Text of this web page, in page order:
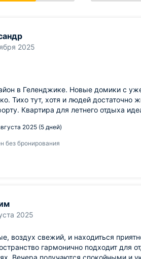
2025
в Геленджике. Новые домики с
Тихо тут, хотя и людей достаточно
Квартира для летнего отдыха
2025 (5 дней)
без бронирования
2025
воздух свежий, и находиться
гармонично подходит для
Вечера получаются спокойными и